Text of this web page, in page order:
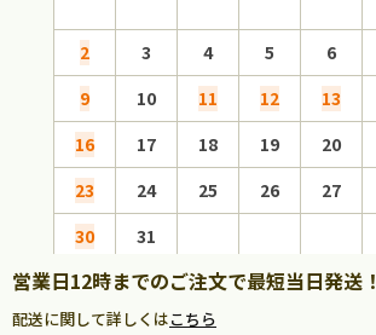
2
3 4 5 6
9
10 11 12 13
16
17 18 19 20
23
24 25 26 27
30
31
営業日12時までのご注文で最短当日発送！
配送に関して詳しくはこちら